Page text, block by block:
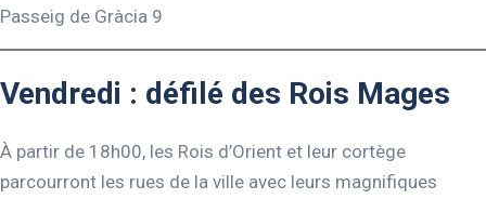
Passeig de Gràcia 9
Vendredi : défilé des Rois Mages
À partir de 18h00, les Rois d’Orient et leur cortège
parcourront les rues de la ville avec leurs magnifiques